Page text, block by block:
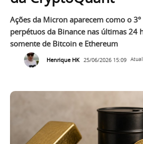
Ações da Micron aparecem como o
perpétuos da Binance nas últimas 24
somente de Bitcoin e Ethereum
Henrique HK 25/06/2026 15:09